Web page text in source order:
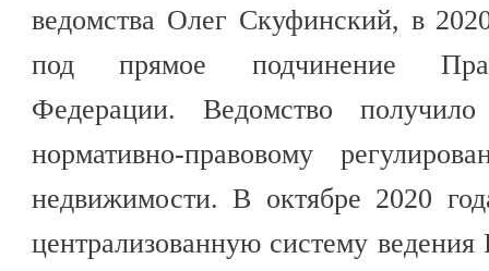
ведомства Олег Скуфинский, в
под прямое подчинение
Федерации. Ведомство
нормативно-правовому
недвижимости. В октябре 2020
централизованную систему ведения